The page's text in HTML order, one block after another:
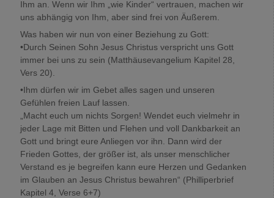
Ihm an. Wenn wir Ihm „wie Kinder“ vertrauen, machen wir
uns abhängig von Ihm, aber sind frei von Äußerem.
Was haben wir nun von einer Beziehung zu Gott:
•Durch Seinen Sohn Jesus Christus verspricht uns Gott
immer bei uns zu sein (Matthäusevangelium Kapitel 28,
Vers 20).
•Ihm dürfen wir im Gebet alles sagen und unseren
Gefühlen freien Lauf lassen.
„Macht euch um nichts Sorgen! Wendet euch vielmehr in
jeder Lage mit Bitten und Flehen und voll Dankbarkeit an
Gott und bringt eure Anliegen vor ihn. Dann wird der
Frieden Gottes, der größer ist, als unser menschlicher
Verstand es je begreifen kann eure Herzen und Gedanken
im Glauben an Jesus Christus bewahren“ (Philliperbrief
Kapitel 4, Verse 6+7)